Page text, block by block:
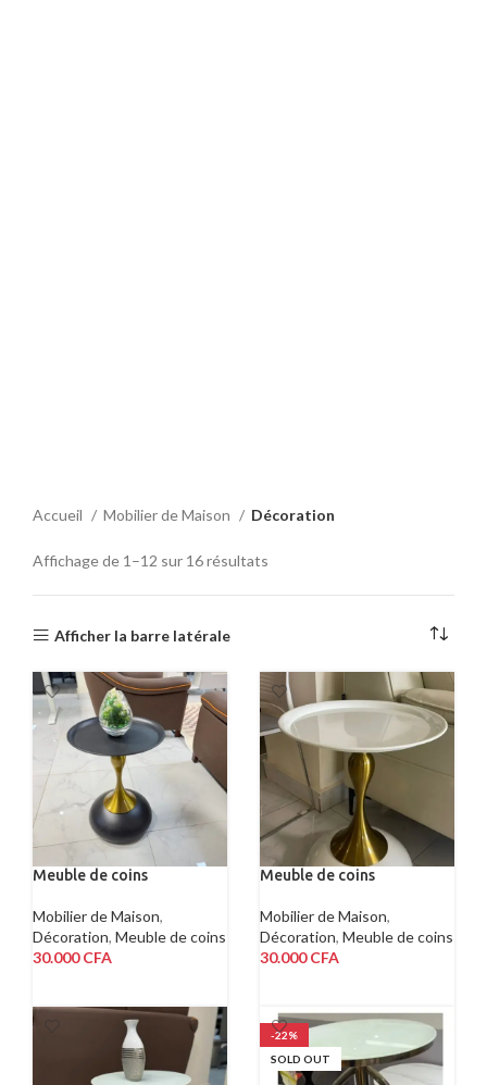
Accueil Mobilier de Maison Décoration
Affichage de 1–12 sur 16 résultats
Afficher la barre latérale
Meuble de coins
Mobilier de Maison,
Décoration, Meuble de coins
30.000CFA
Meuble de coins
Mobilier de Maison,
Décoration, Meuble de coins
30.000CFA
-22%
SOLD OUT